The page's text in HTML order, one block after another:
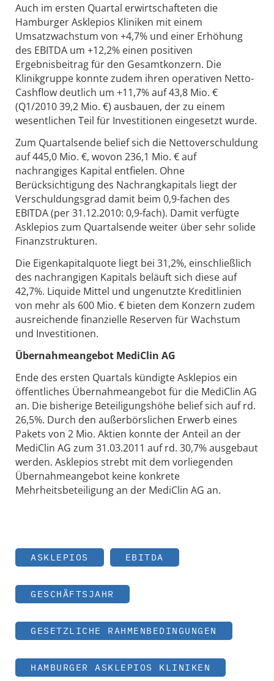
Auch im ersten Quartal erwirtschafteten die
Hamburger Asklepios Kliniken mit einem
Umsatzwachstum von +4,7% und einer Erhöhung
des EBITDA um +12,2% einen positiven
Ergebnisbeitrag für den Gesamtkonzern. Die
Klinikgruppe konnte zudem ihren operativen Netto-
Cashflow deutlich um +11,7% auf 43,8 Mio. €
(Q1/2010 39,2 Mio. €) ausbauen, der zu einem
wesentlichen Teil für Investitionen eingesetzt wurde.
Zum Quartalsende belief sich die Nettoverschuldung
auf 445,0 Mio. €, wovon 236,1 Mio. € auf
nachrangiges Kapital entfielen. Ohne
Berücksichtigung des Nachrangkapitals liegt der
Verschuldungsgrad damit beim 0,9-fachen des
EBITDA (per 31.12.2010: 0,9-fach). Damit verfügte
Asklepios zum Quartalsende weiter über sehr solide
Finanzstrukturen.
Die Eigenkapitalquote liegt bei 31,2%, einschließlich
des nachrangigen Kapitals beläuft sich diese auf
42,7%. Liquide Mittel und ungenutzte Kreditlinien
von mehr als 600 Mio. € bieten dem Konzern zudem
ausreichende finanzielle Reserven für Wachstum
und Investitionen.
Übernahmeangebot MediClin AG
Ende des ersten Quartals kündigte Asklepios ein
öffentliches Übernahmeangebot für die MediClin AG
an. Die bisherige Beteiligungshöhe belief sich auf rd.
26,5%. Durch den außerbörslichen Erwerb eines
Pakets von 2 Mio. Aktien konnte der Anteil an der
MediClin AG zum 31.03.2011 auf rd. 30,7% ausgebaut
werden. Asklepios strebt mit dem vorliegenden
Übernahmeangebot keine konkrete
Mehrheitsbeteiligung an der MediClin AG an.
ASKLEPIOS EBITDA
GESCHÄFTSJAHR
GESETZLICHE RAHMENBEDINGUNGEN
HAMBURGER ASKLEPIOS KLINIKEN